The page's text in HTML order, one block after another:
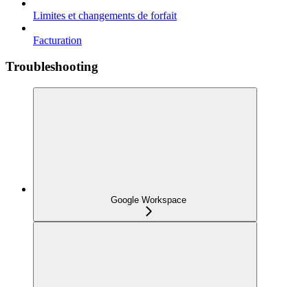
Limites et changements de forfait
Facturation
Troubleshooting
Google Workspace